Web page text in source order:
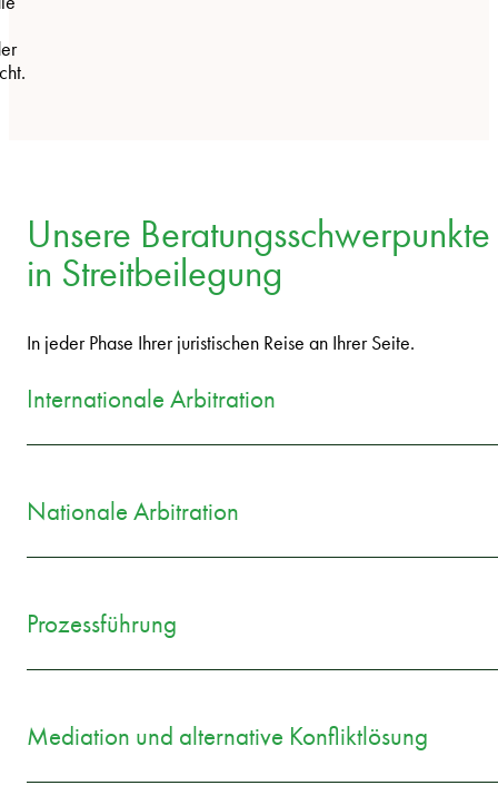
Unsere Beratungsschwerpunkte
in Streitbeilegung
In jeder Phase Ihrer juristischen Reise an Ihrer Seite.
Internationale Arbitration
Nationale Arbitration
Prozessführung
Mediation und alternative Konfliktlösung